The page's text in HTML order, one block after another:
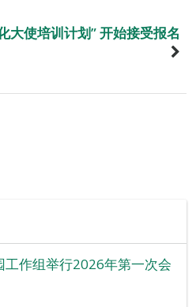
大使培训计划” 开始接受报名
工作组举行2026年第一次会